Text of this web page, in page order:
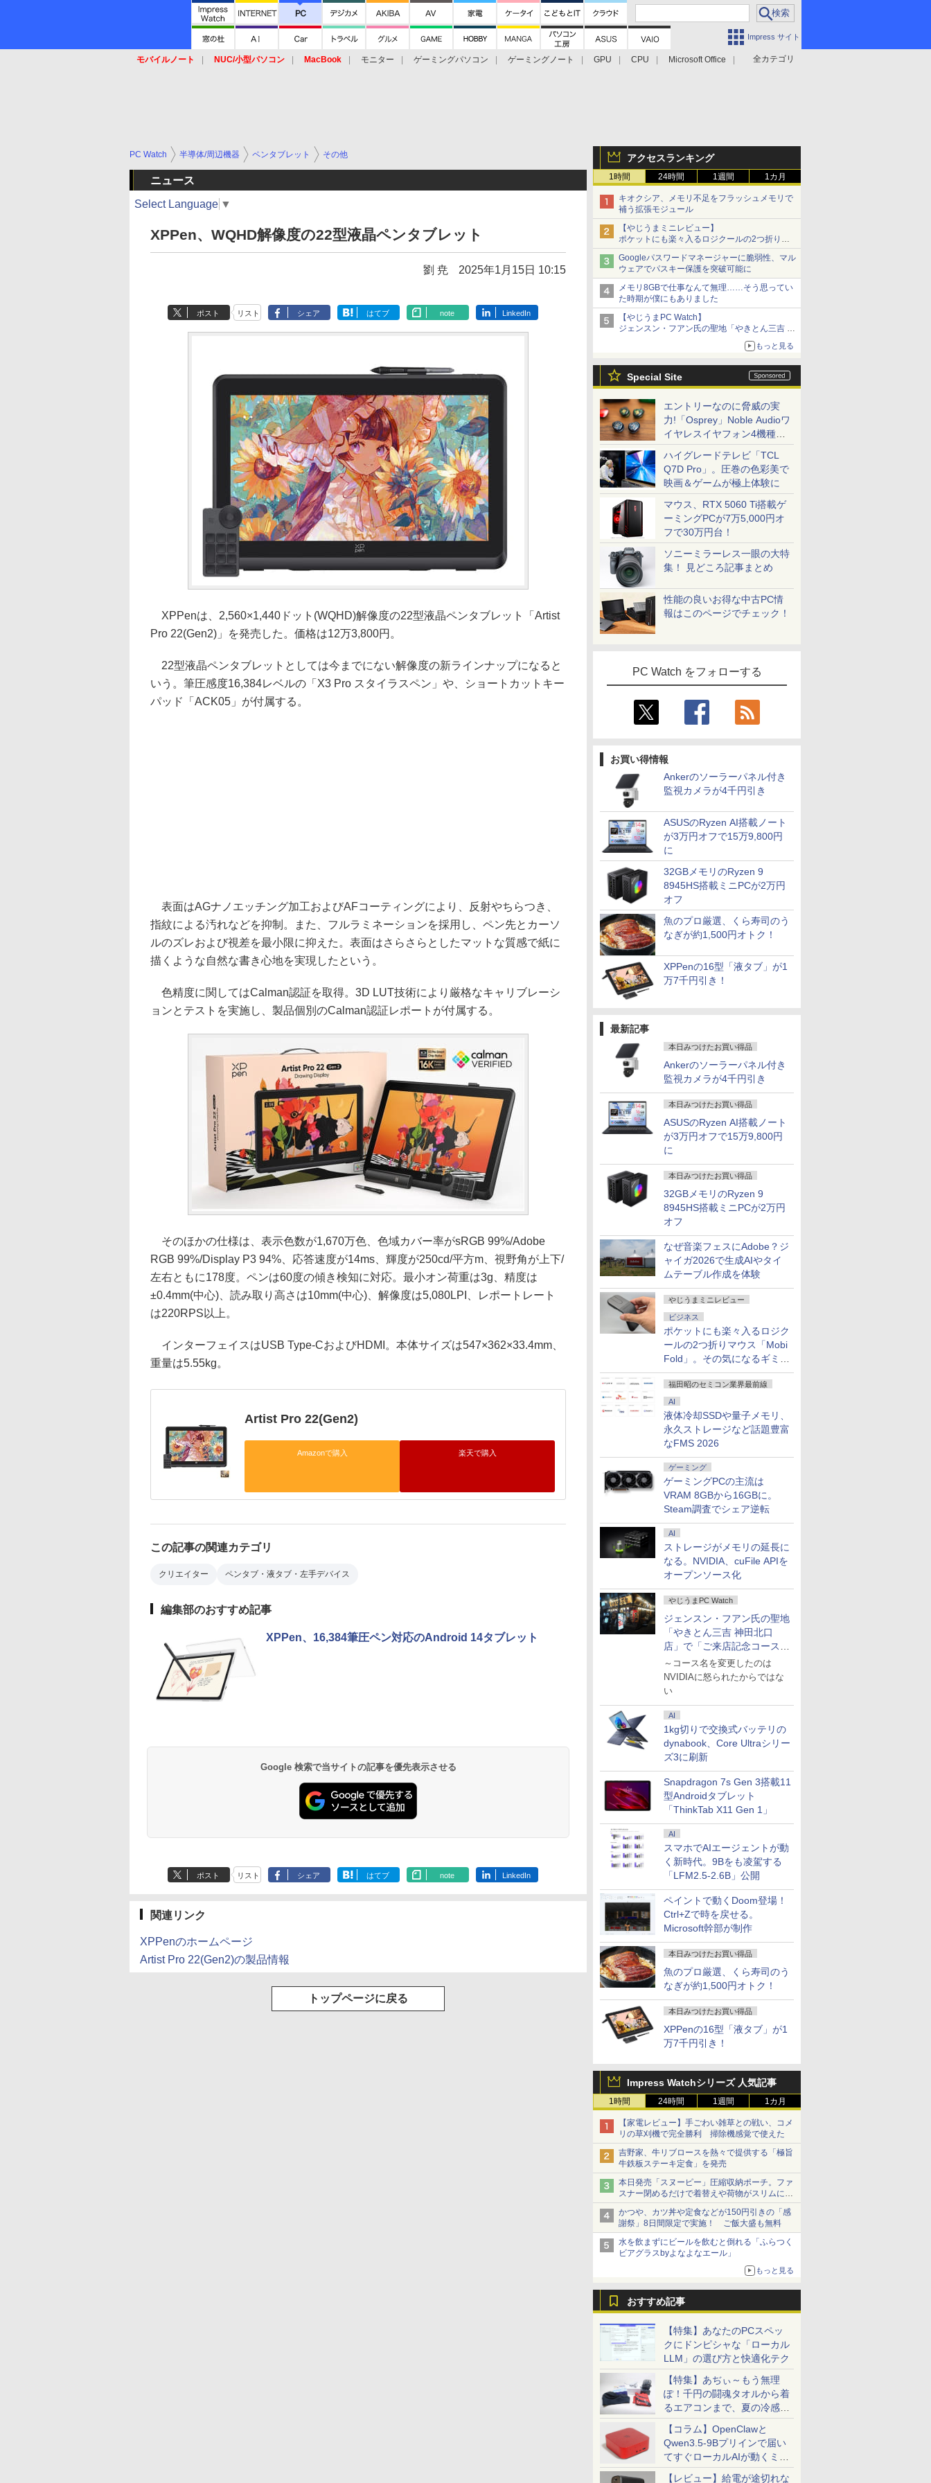
Impress サイト
全カテゴリ
モバイルノート NUC/小型パソコン MacBook モニター ゲーミングパソコン ゲーミングノート GPU CPU
Microsoft Office
アクセスランキング
1時間 24時間 1週間 1カ月
キオクシア、メモリ不足をフラッシュメモリで
補う拡張モジュール
【やじうまミニレビュー】
ポケットにも楽々入るロジクールの2つ折りマ
ウス「Mobi Fold」。その気になるギミックと
は？
Googleパスワードマネージャーに脆弱性、マル
ウェアでパスキー保護を突破可能に
メモリ8GBで仕事なんて無理……そう思ってい
た時期が僕にもありました
【やじうまPC Watch】
ジェンスン・フアン氏の聖地「やきとん三吉 神
田北口店」で「ご来店記念コース」を娘と堪能
～コース名を変更したのはNVIDIAに怒られたか
もっと見る
Special Site
エントリーなのに脅威の実
力!「Osprey」Noble Audioワ
イヤレスイヤフォン4機種を
一気に聴く
ハイグレードテレビ「TCL
Q7D Pro」。圧巻の色彩美で
映画＆ゲームが極上体験に
マウス、RTX 5060 Ti搭載ゲ
ーミングPCが7万5,000円オ
フで30万円台！
ソニーミラーレス一眼の大特
集！ 見どころ記事まとめ
性能の良いお得な中古PC情
報はこのページでチェック！
PC Watch をフォローする
お買い得情報
Ankerのソーラーパネル付き
監視カメラが4千円引き
ASUSのRyzen AI搭載ノート
が3万円オフで15万9,800円
に
32GBメモリのRyzen 9
8945HS搭載ミニPCが2万円
オフ
魚のプロ厳選、くら寿司のう
なぎが約1,500円オトク！
XPPenの16型「液タブ」が1
万7千円引き！
最新記事
本日みつけたお買い得品
Ankerのソーラーパネル付き
監視カメラが4千円引き
本日みつけたお買い得品
ASUSのRyzen AI搭載ノート
が3万円オフで15万9,800円
に
本日みつけたお買い得品
32GBメモリのRyzen 9
8945HS搭載ミニPCが2万円
オフ
なぜ音楽フェスにAdobe？ジ
ャイガ2026で生成AIやタイ
ムテーブル作成を体験
やじうまミニレビュー
ビジネス
ポケットにも楽々入るロジク
ールの2つ折りマウス「Mobi
Fold」。その気になるギミッ
クとは？
福田昭のセミコン業界最前線
AI
液体冷却SSDや量子メモリ、
永久ストレージなど話題豊富
なFMS 2026
ゲーミング
ゲーミングPCの主流は
VRAM 8GBから16GBに。
Steam調査でシェア逆転
AI
ストレージがメモリの延長に
なる。NVIDIA、cuFile APIを
オープンソース化
やじうまPC Watch
ジェンスン・フアン氏の聖地
「やきとん三吉 神田北口
店」で「ご来店記念コース」
を娘と堪能
～コース名を変更したのは
NVIDIAに怒られたからではな
い
AI
1kg切りで交換式バッテリの
dynabook、Core Ultraシリー
ズ3に刷新
Snapdragon 7s Gen 3搭載11
型Androidタブレット
「ThinkTab X11 Gen 1」
AI
スマホでAIエージェントが動
く新時代。9Bをも凌駕する
「LFM2.5-2.6B」公開
ペイントで動くDoom登場！
Ctrl+Zで時を戻せる。
Microsoft幹部が制作
本日みつけたお買い得品
魚のプロ厳選、くら寿司のう
なぎが約1,500円オトク！
本日みつけたお買い得品
XPPenの16型「液タブ」が1
万7千円引き！
Impress Watchシリーズ 人気記事
1時間 24時間 1週間 1カ月
【家電レビュー】手ごわい雑草との戦い、コメ
リの草刈機で完全勝利 掃除機感覚で使えた
吉野家、牛リブロースを熱々で提供する「極旨
牛鉄板ステーキ定食」を発売
本日発売「スヌーピー」圧縮収納ポーチ。ファ
スナー閉めるだけで着替えや荷物がスリムにま
とまる
かつや、カツ丼や定食などが150円引きの「感
謝祭」8日間限定で実施！ ご飯大盛も無料
水を飲まずにビールを飲むと倒れる「ふらつく
ビアグラスbyよなよなエール」
もっと見る
おすすめ記事
【特集】あなたのPCスペッ
クにドンピシャな「ローカル
LLM」の選び方と快適化テク
【特集】あぢぃ～もう無理
ぽ！千円の闘魂タオルから着
るエアコンまで、夏の冷感グ
ッズ一挙紹介
【コラム】OpenClawと
Qwen3.5-9Bプリインで届い
てすぐローカルAIが動くミニ
PC「SER9 Pro」
【レビュー】給電が途切れな
PC Watch 半導体/周辺機器 ペンタブレット その他
ニュース
Select Language ▼
XPPen、WQHD解像度の22型液晶ペンタブレット
劉 尭 2025年1月15日 10:15
ポスト リスト シェア はてブ note LinkedIn
XPPenは、2,560×1,440ドット(WQHD)解像度の22型液晶ペンタブレット「Artist
Pro 22(Gen2)」を発売した。価格は12万3,800円。
22型液晶ペンタブレットとしては今までにない解像度の新ラインナップになると
いう。筆圧感度16,384レベルの「X3 Pro スタイラスペン」や、ショートカットキー
パッド「ACK05」が付属する。
表面はAGナノエッチング加工およびAFコーティングにより、反射やちらつき、
指紋による汚れなどを抑制。また、フルラミネーションを採用し、ペン先とカーソ
ルのズレおよび視差を最小限に抑えた。表面はさらさらとしたマットな質感で紙に
描くような自然な書き心地を実現したという。
色精度に関してはCalman認証を取得。3D LUT技術により厳格なキャリブレーシ
ョンとテストを実施し、製品個別のCalman認証レポートが付属する。
そのほかの仕様は、表示色数が1,670万色、色域カバー率がsRGB 99%/Adobe
RGB 99%/Display P3 94%、応答速度が14ms、輝度が250cd/平方m、視野角が上下/
左右ともに178度。ペンは60度の傾き検知に対応。最小オン荷重は3g、精度は
±0.4mm(中心)、読み取り高さは10mm(中心)、解像度は5,080LPI、レポートレート
は220RPS以上。
インターフェイスはUSB Type-CおよびHDMI。本体サイズは547×362×33.4mm、
重量は5.55kg。
Artist Pro 22(Gen2)
Amazonで購入 楽天で購入
この記事の関連カテゴリ
クリエイター ペンタブ・液タブ・左手デバイス
編集部のおすすめ記事
XPPen、16,384筆圧ペン対応のAndroid 14タブレット
Google 検索で当サイトの記事を優先表示させる
ポスト リスト シェア はてブ note LinkedIn
関連リンク
XPPenのホームページ
Artist Pro 22(Gen2)の製品情報
トップページに戻る